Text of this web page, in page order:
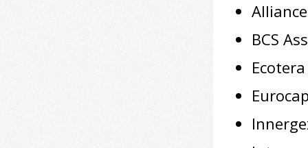
BCS
Ecotera